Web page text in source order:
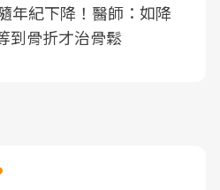
年紀下降！醫師：如降
到骨折才治骨鬆